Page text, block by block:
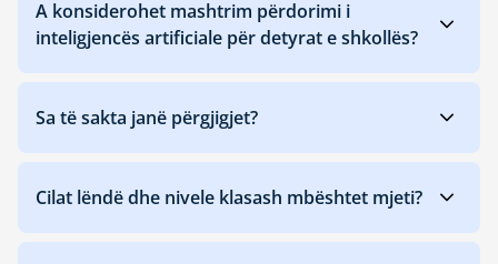
A konsiderohet mashtrim përdorimi i
inteligjencës artificiale për detyrat e shkollës?
Sa të sakta janë përgjigjet?
Cilat lëndë dhe nivele klasash mbështet mjeti?